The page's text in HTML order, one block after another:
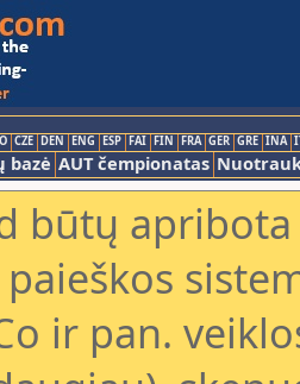
CZE DEN ENG ESP FAI FIN FRA GER GRE INA
bazė AUT čempionatas
būtų
ir pan.